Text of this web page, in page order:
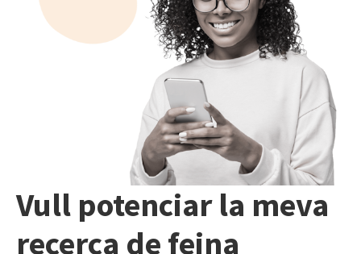
Vull potenciar la meva
recerca de feina